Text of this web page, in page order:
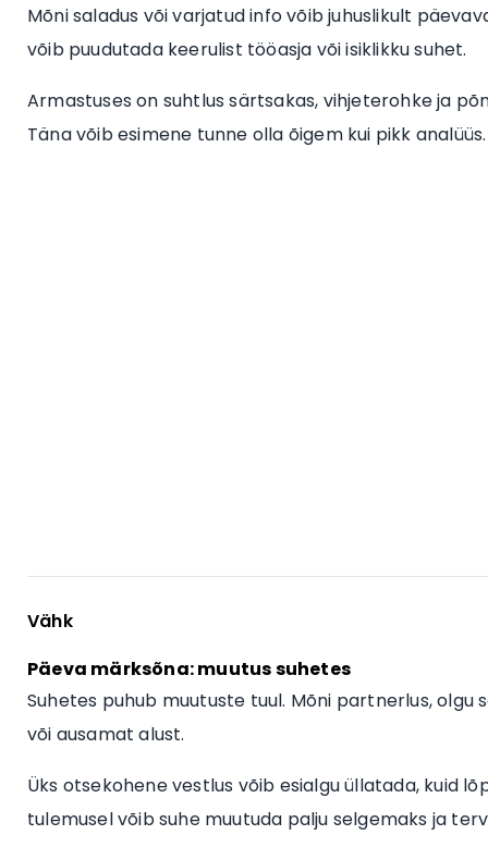
Mõni saladus või varjatud info võib juhuslikult
võib puudutada keerulist tööasja või isiklikku suhet.
Armastuses on suhtlus särtsakas, vihjeterohke ja
Täna võib esimene tunne olla õigem kui pikk
Vähk
Päeva märksõna: muutus suhetes
Suhetes puhub muutuste tuul. Mõni partnerlus,
või ausamat alust.
Üks otsekohene vestlus võib esialgu üllatada, kuid
tulemusel võib suhe muutuda palju selgemaks ja